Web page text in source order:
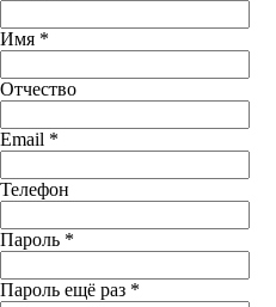
Имя *
Отчество
Email *
Телефон
Пароль *
Пароль ещё раз *